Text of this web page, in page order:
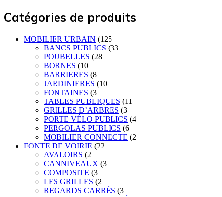
Catégories de produits
MOBILIER URBAIN (125
BANCS PUBLICS (33
POUBELLES (28
BORNES (10
BARRIERES (8
JARDINIERES (10
FONTAINES (3
TABLES PUBLIQUES (11
GRILLES D’ARBRES (3
PORTE VÉLO PUBLICS (4
PERGOLAS PUBLICS (6
MOBILIER CONNECTE (2
FONTE DE VOIRIE (22
AVALOIRS (2
CANNIVEAUX (3
COMPOSITE (3
LES GRILLES (2
REGARDS CARRÉS (3